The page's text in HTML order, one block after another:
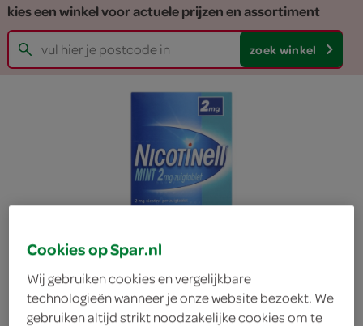
kies een winkel voor actuele prijzen en assortiment
zoek winkel
Cookies op Spar.nl
Wij gebruiken cookies en vergelijkbare
technologieën wanneer je onze website bezoekt. We
gebruiken altijd strikt noodzakelijke cookies om te